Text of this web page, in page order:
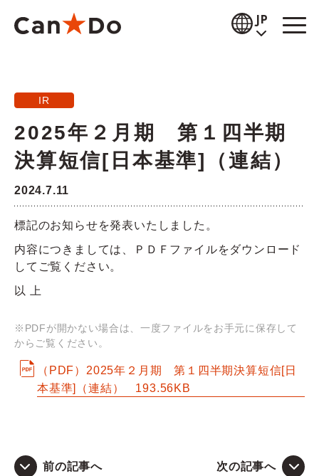
JP
お知らせ
商品情報
公式通販
採用情報
お問い合わせ
IR
2025年２月期 第１四半期
決算短信[日本基準]（連結）
2024.7.11
標記のお知らせを発表いたしました。
内容につきましては、ＰＤＦファイルをダウンロード
してご覧ください。
以 上
※PDFが開かない場合は、一度ファイルをお手元に保存して
からご覧ください。
（PDF）2025年２月期 第１四半期決算短信[日
本基準]（連結）
193.56KB
前の記事へ 次の記事へ